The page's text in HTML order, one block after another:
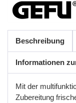
Beschreibung
Informationen
Mit der
Zubereitung